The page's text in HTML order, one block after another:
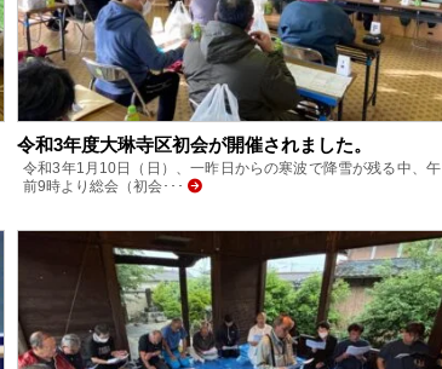
令和3年度大琳寺区初会が開催されました。
令和3年1月10日（日）、一昨日からの寒波で降雪が残る中、午
前9時より総会（初会･･･